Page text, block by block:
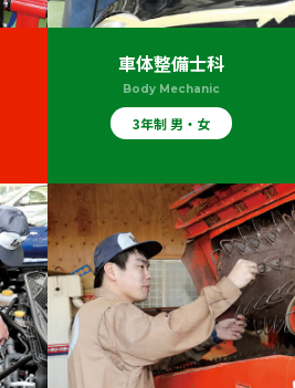
車体整備士科
Body Mechanic
3年制 男・女